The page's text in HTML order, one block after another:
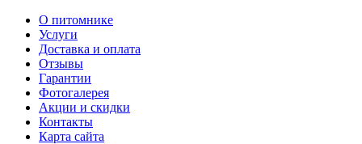
О питомнике
Услуги
Доставка и оплата
Отзывы
Гарантии
Фотогалерея
Акции и скидки
Контакты
Карта сайта